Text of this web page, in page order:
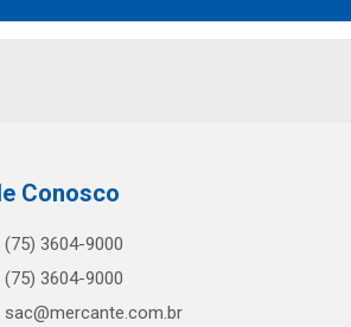
Conosco
(75) 3604-9000
(75) 3604-9000
sac@mercante.com.br